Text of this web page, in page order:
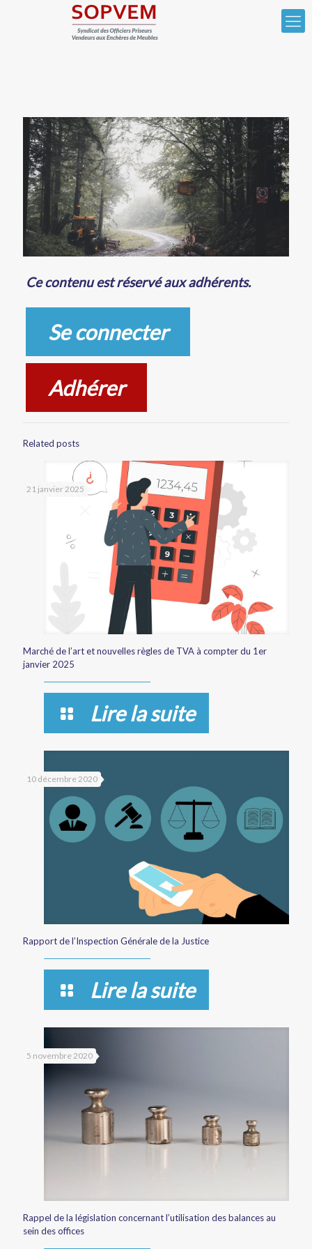
Ce contenu est réservé aux adhérents.
Se connecter
Adhérer
Related posts
21 janvier 2025
Marché de l’art et nouvelles règles de TVA à compter du 1er
janvier 2025
Lire la suite
10 décembre 2020
Rapport de l’Inspection Générale de la Justice
Lire la suite
5 novembre 2020
Rappel de la législation concernant l’utilisation des balances au
sein des offices